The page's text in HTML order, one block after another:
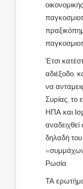
Έτσι
αδιέξοδο,
να
Συρίας, το
ΗΠΑ και
δηλαδή
«συμμάχων
Ρωσία.
ΤΑ